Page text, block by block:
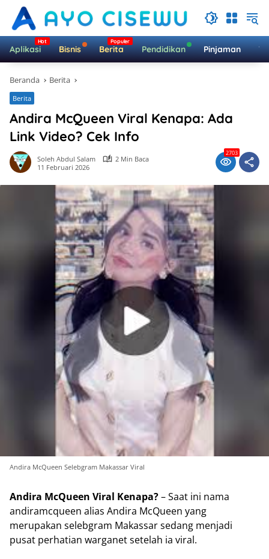
Langsung
konten
Aplikasi Bisnis Berita Pendidikan Pinjaman
Beranda Berita
Berita
Andira McQueen Viral Kenapa: Ada
Link Video? Cek Info
Soleh Abdul Salam
2 Min Baca
11 Februari 2026
2703
Andira McQueen Selebgram Makassar Viral
Andira McQueen Viral Kenapa?– Saat ini nama
andiramcqueen alias Andira McQueen yang
merupakan selebgram Makassar sedang menjadi
pusat perhatian warganet setelah ia viral.